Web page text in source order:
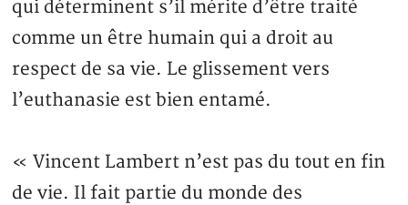
qui déterminent s’il mérite d’être traité
comme un être humain qui a droit au
respect de sa vie. Le glissement vers
l’euthanasie est bien entamé.
« Vincent Lambert n’est pas du tout en fin
de vie. Il fait partie du monde des